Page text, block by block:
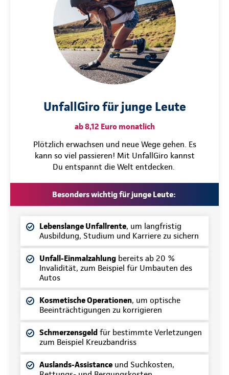
UnfallGiro für junge Leute
ab 8,12 Euro monatlich
Plötzlich erwachsen und neue Wege gehen. Es
kann so viel passieren! Mit UnfallGiro kannst
Du entspannt die Welt entdecken.
Besonders wichtig für junge Leute:
Lebenslange Unfallrente, um langfristig
Ausbildung, Studium und Karriere zu sichern
Unfall-Einmalzahlung bereits ab 20 %
Invalidität, zum Beispiel für Umbauten des
Autos
Kosmetische Operationen, um optische
Beeinträchtigungen zu korrigieren
Schmerzensgeld für bestimmte Verletzungen
zum Beispiel Kreuzbandriss
Auslands-Assistance und Suchkosten,